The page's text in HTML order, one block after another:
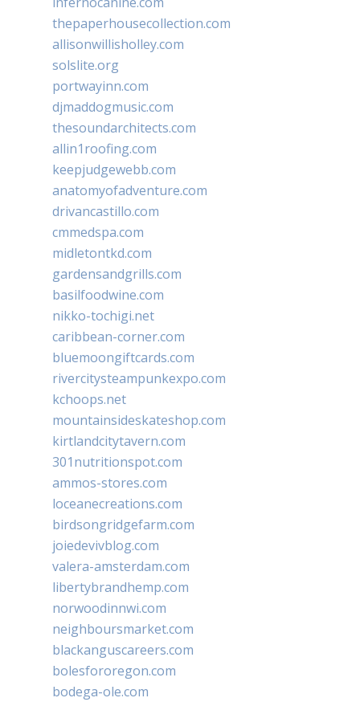
thepaperhousecollection.com
allisonwillisholley.com
solslite.org
portwayinn.com
djmaddogmusic.com
thesoundarchitects.com
allin1roofing.com
keepjudgewebb.com
anatomyofadventure.com
drivancastillo.com
cmmedspa.com
midletontkd.com
gardensandgrills.com
basilfoodwine.com
nikko-tochigi.net
caribbean-corner.com
bluemoongiftcards.com
rivercitysteampunkexpo.com
kchoops.net
mountainsideskateshop.com
kirtlandcitytavern.com
301nutritionspot.com
ammos-stores.com
loceanecreations.com
birdsongridgefarm.com
joiedevivblog.com
valera-amsterdam.com
libertybrandhemp.com
norwoodinnwi.com
neighboursmarket.com
blackanguscareers.com
bolesfororegon.com
bodega-ole.com